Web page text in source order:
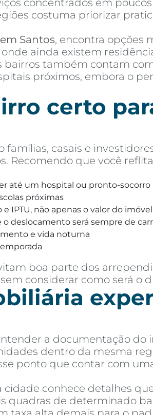
concentrados em
costuma priorizar
Santos, encontra opções
ainda existem
bairros também contam
próximos, embora o
certo
casais e
Recomendo que você
até um hospital ou pronto-socorro
próximas
IPTU, não apenas o valor do imóvel
deslocamento será sempre de
e vida noturna
boa parte dos
considerar como será o
a documentação do
dentro da mesma
ponto que contar com
cidade conhece detalhes
quadras de determinado